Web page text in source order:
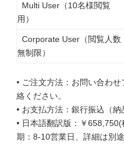
Multi User（10名様閲覧
用）
Corporate User（閲覧人数
無制限）
• ご注文方法：お問い合わ
絡ください。
• お支払方法：銀行振込（納
• 日本語翻訳版：￥
期：8-10営業日、詳細は別